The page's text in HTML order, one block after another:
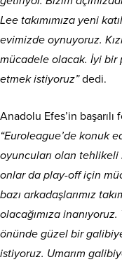
Lee takımımıza yeni
evimizde oynuyoruz.
mücadele olacak. İyi
etmek istiyoruz”dedi.
Anadolu Efes’in başarılı
“Euroleague’de konuk
oyuncuları olan tehlikeli
onlar da play-off için
bazı arkadaşlarımız
olacağımıza
önünde güzel bir
istiyoruz. Umarım